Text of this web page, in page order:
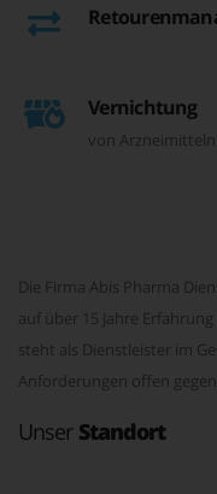
Vernichtung
von Arzneimitteln
Die Firma Abis Pharma
auf über 15 Jahre
steht als Dienstleister im
Anforderungen offen
Unser Standort